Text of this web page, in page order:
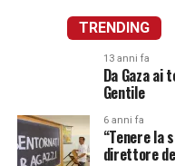
TRENDING
13 anni fa
Da Gaza
Gentile
6 anni fa
“Tenere la
direttore